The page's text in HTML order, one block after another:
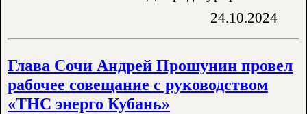
24.10.2024
Глава Сочи Андрей Прошунин провел
рабочее совещание с руководством
«ТНС энерго Кубань»